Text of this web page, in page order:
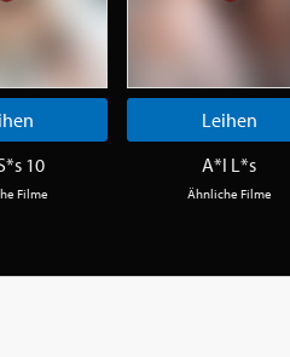
10
Filme
Leihen
A*l L*s
Ähnliche Filme